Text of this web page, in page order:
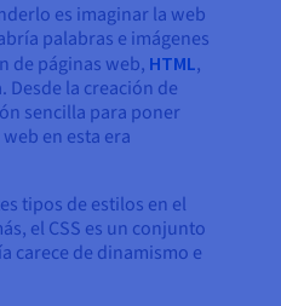
es imaginar la web
palabras e imágenes
de páginas web, HTML,
la creación de
sencilla para poner
en esta era
tipos de estilos en el
el CSS es un conjunto
carece de dinamismo e